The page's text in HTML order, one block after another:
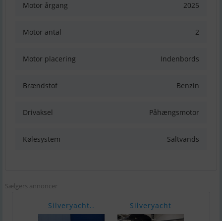
Motor årgang 2025
Motor antal 2
Motor placering Indenbords
Brændstof Benzin
Drivaksel Påhængsmotor
Kølesystem Saltvands
Sælgers annoncer
Silveryacht.. Silveryacht